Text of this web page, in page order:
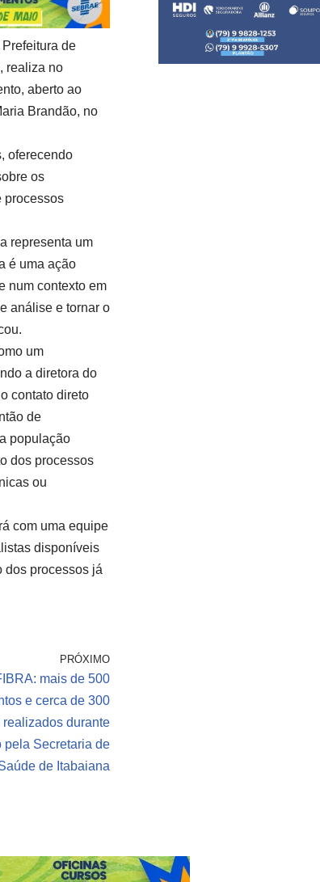
de
realiza no
aberto ao
Brandão, no
oferecendo
os
processos
representa um
é uma ação
num contexto em
análise e tornar o
um
a diretora do
contato direto
de
população
dos processos
ou
com uma equipe
disponíveis
dos processos já
PRÓXIMO
mais de 500
e cerca de 300
durante
pela Secretaria de
de Itabaiana